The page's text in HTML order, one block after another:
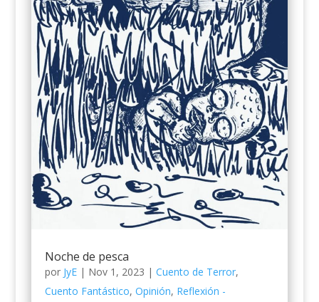
Noche de pesca
por JyE| Nov 1, 2023 | Cuento de Terror,
Cuento Fantástico, Opinión, Reflexión -